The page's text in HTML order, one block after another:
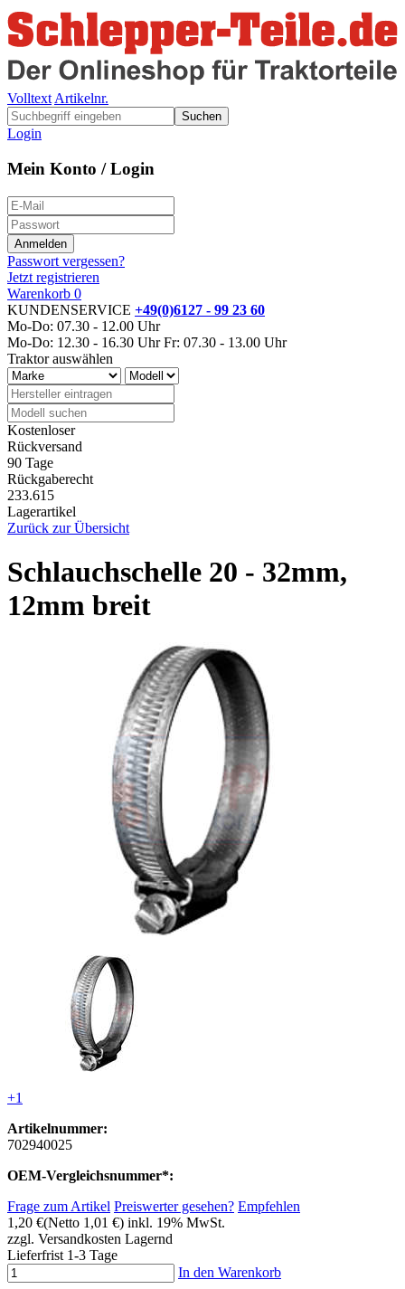
Volltext Artikelnr.
Suchen
Login
Mein Konto / Login
Passwort vergessen?
Jetzt registrieren
Warenkorb 0
KUNDENSERVICE +49(0)6127 - 99 23 60
Mo-Do: 07.30 - 12.00 Uhr
Mo-Do: 12.30 - 16.30 Uhr Fr: 07.30 - 13.00 Uhr
Traktor auswählen
Kostenloser
Rückversand
90 Tage
Rückgaberecht
233.615
Lagerartikel
Zurück zur Übersicht
Schlauchschelle 20 - 32mm,
12mm breit
+1
Artikelnummer:
702940025
OEM-Vergleichsnummer*:
Frage zum Artikel Preiswerter gesehen? Empfehlen
1,20 €(Netto 1,01 €) inkl. 19% MwSt.
zzgl. Versandkosten Lagernd
Lieferfrist 1-3 Tage
In den Warenkorb